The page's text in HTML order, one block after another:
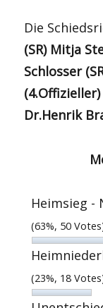
Die
(SR) Mitja
Schlosser
Dr.Henrik
Heimsieg -
(63%, 50
(23%, 18